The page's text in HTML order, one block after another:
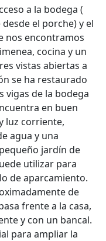
a la bodega (
el porche) y el
nos encontramos
cocina y un
vistas abiertas a
se ha restaurado
vigas de la bodega
en buen
luz corriente,
agua y una
jardín de
utilizar para
de aparcamiento.
de
frente a la casa,
y con un bancal.
para ampliar la